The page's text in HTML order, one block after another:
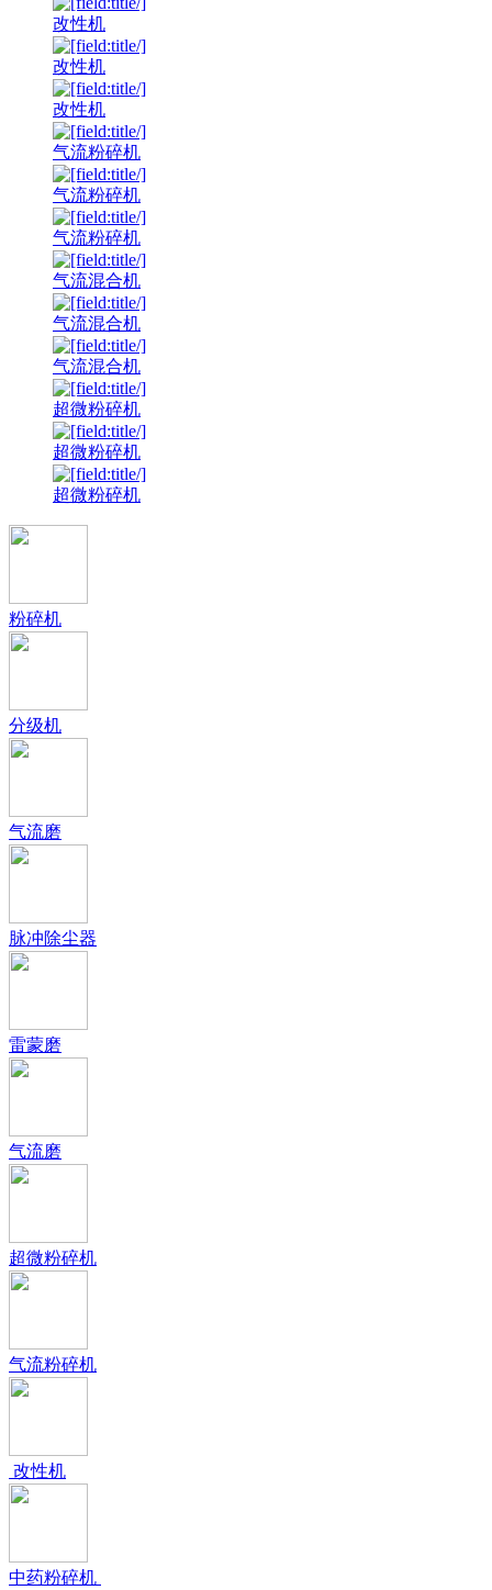
改性机
改性机
改性机
气流粉碎机
气流粉碎机
气流粉碎机
气流混合机
气流混合机
气流混合机
超微粉碎机
超微粉碎机
超微粉碎机
粉碎机
分级机
气流磨
脉冲除尘器
雷蒙磨
气流磨
超微粉碎机
气流粉碎机
改性机
中药粉碎机